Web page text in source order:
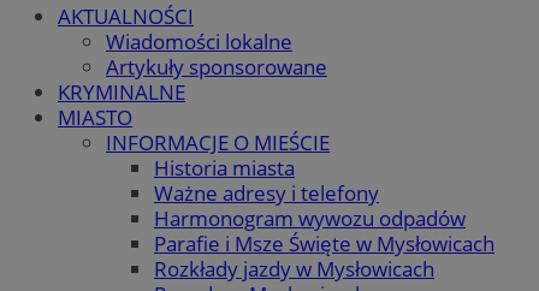
AKTUALNOŚCI
Wiadomości lokalne
Artykuły sponsorowane
KRYMINALNE
MIASTO
INFORMACJE O MIEŚCIE
Historia miasta
Ważne adresy i telefony
Harmonogram wywozu odpadów
Parafie i Msze Święte w Mysłowicach
Rozkłady jazdy w Mysłowicach